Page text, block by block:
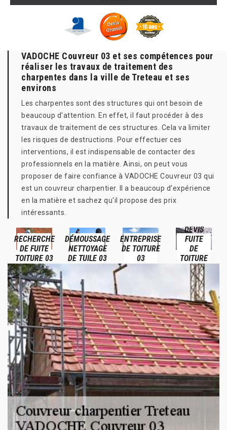
VADOCHE Couvreur 03 et ses compétences pour
réaliser les travaux de traitement des
charpentes dans la ville de Treteau et ses
environs
Les charpentes sont des structures qui ont besoin de
beaucoup d'attention. En effet, il faut procéder à des
travaux de traitement de ces structures. Cela va limiter
les risques de destructions. Pour effectuer ces
interventions, il est indispensable de contacter des
professionnels en la matière. Ainsi, on peut vous
proposer de faire confiance à VADOCHE Couvreur 03 qui
est un couvreur charpentier. Il a beaucoup d'expérience
en la matière et sachez qu'il propose des prix
intéressants.
RECHERCHE
DE FUITE
TOITURE 03
DÉMOUSSAGE
NETTOYAGE
DE TUILE 03
ENTREPRISE
DE TOITURE
03
DEVIS
FUITE
DE
TOITURE
03